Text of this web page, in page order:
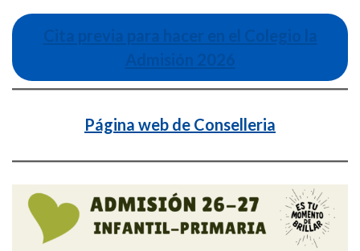
Cita previa para hacer en el Colegio la
Admisión 2026
Página web de Conselleria